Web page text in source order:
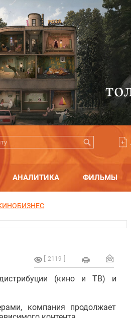
АНАЛИТИКА ФИЛЬМЫ
2119
(кино и ТВ) и
компания продолжает